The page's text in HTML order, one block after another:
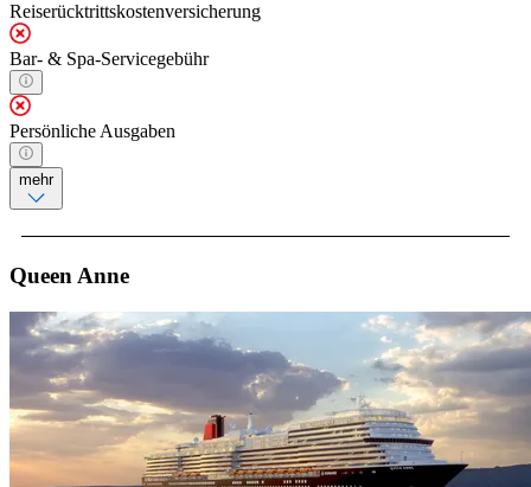
Reiserücktrittskostenversicherung
Bar- & Spa-Servicegebühr
Persönliche Ausgaben
mehr
Queen Anne